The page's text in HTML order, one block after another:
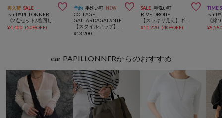
再入荷 SALE 
ear PAPILLONNER
¥4,400 (50%OFF)
予約 手洗い可 NEW 
COLLAGE
GALLARDAGALANTE
¥13,200
SALE 手洗い可 
RIVE DROITE
【スッキリ見え】ギマコットンシアーリブカーディガン
¥11,220 (40%OFF)
TIME
ear
¥
ear PAPILLONNERからのおすすめ